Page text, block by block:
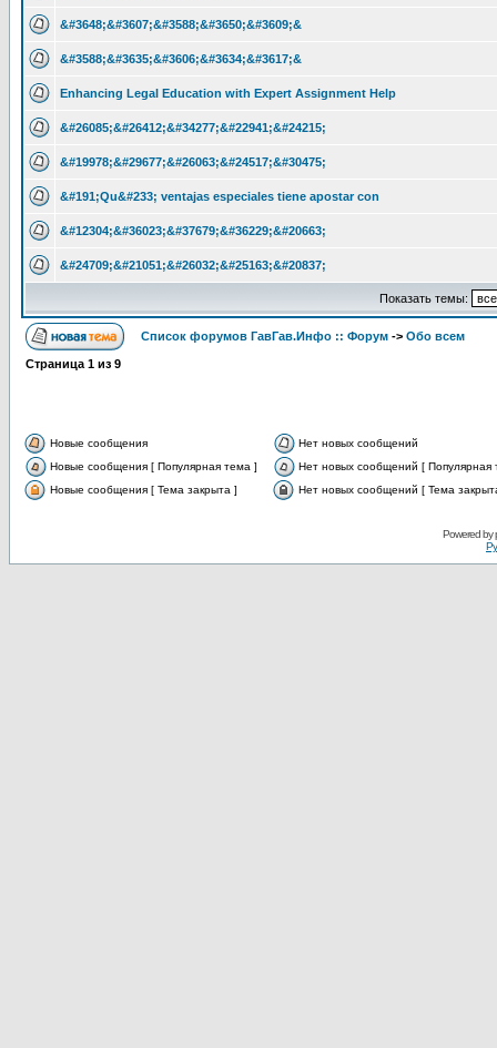
&#3648;&#3607;&#3588;&#3650;&#3609;&
&#3588;&#3635;&#3606;&#3634;&#3617;&
Enhancing Legal Education with Expert Assignment Help
&#26085;&#26412;&#34277;&#22941;&#24215;
&#19978;&#29677;&#26063;&#24517;&#30475;
&#191;Qu&#233; ventajas especiales tiene apostar con
&#12304;&#36023;&#37679;&#36229;&#20663;
&#24709;&#21051;&#26032;&#25163;&#20837;
Показать темы:
Список форумов ГавГав.Инфо :: Форум -> Обо всем
Страница 1 из 9
Новые сообщения
Нет новых сообщений
Новые сообщения [ Популярная тема ]
Нет новых сообщений [ Популярная
Новые сообщения [ Тема закрыта ]
Нет новых сообщений [ Тема
Powered by